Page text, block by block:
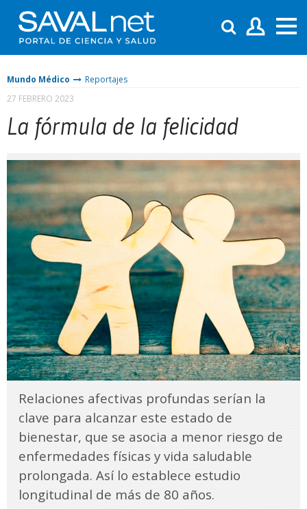
Mundo Médico
Reportajes
27 FEBRERO 2023
La fórmula de la felicidad
Relaciones afectivas profundas serían la
clave para alcanzar este estado de
bienestar, que se asocia a menor riesgo de
enfermedades físicas y vida saludable
prolongada. Así lo establece estudio
longitudinal de más de 80 años.